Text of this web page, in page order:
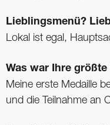
Lieblingsmenü?
Lokal ist egal,
Was war Ihre
Meine erste Medaille
und die Teilnahme an